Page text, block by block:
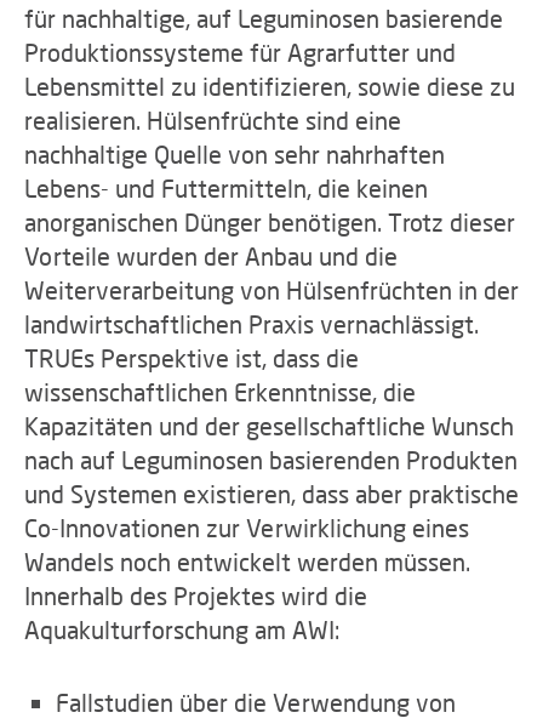
für nachhaltige, auf Leguminosen basierende
Produktionssysteme für Agrarfutter und
Lebensmittel zu identifizieren, sowie diese zu
realisieren. Hülsenfrüchte sind eine
nachhaltige Quelle von sehr nahrhaften
Lebens- und Futtermitteln, die keinen
anorganischen Dünger benötigen. Trotz dieser
Vorteile wurden der Anbau und die
Weiterverarbeitung von Hülsenfrüchten in der
landwirtschaftlichen Praxis vernachlässigt.
TRUEs Perspektive ist, dass die
wissenschaftlichen Erkenntnisse, die
Kapazitäten und der gesellschaftliche Wunsch
nach auf Leguminosen basierenden Produkten
und Systemen existieren, dass aber praktische
Co-Innovationen zur Verwirklichung eines
Wandels noch entwickelt werden müssen.
Innerhalb des Projektes wird die
Aquakulturforschung am AWI:
Fallstudien über die Verwendung von